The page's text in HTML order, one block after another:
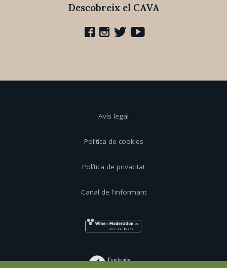
Descobreix el CAVA
Avís legal
Política de cookies
Política de privacitat
Canal de l'informant